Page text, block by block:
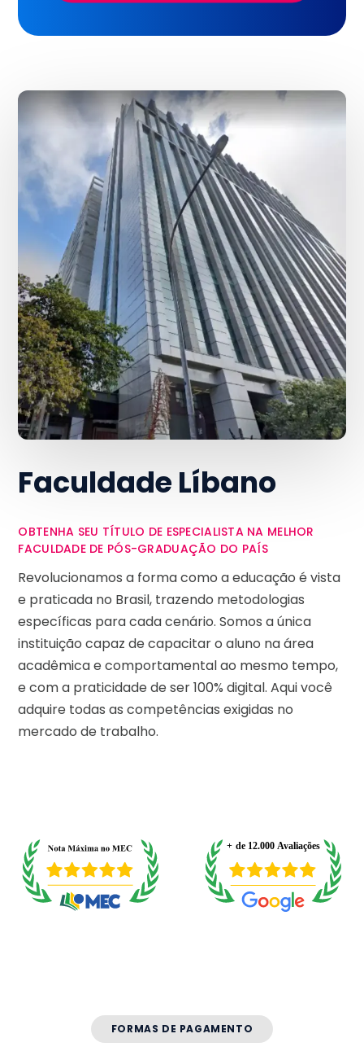
Faculdade Líbano
OBTENHA SEU TÍTULO DE ESPECIALISTA NA MELHOR
FACULDADE DE PÓS-GRADUAÇÃO DO PAÍS
Revolucionamos a forma como a educação é vista
e praticada no Brasil, trazendo metodologias
específicas para cada cenário. Somos a única
instituição capaz de capacitar o aluno na área
acadêmica e comportamental ao mesmo tempo,
e com a praticidade de ser 100% digital. Aqui você
adquire todas as competências exigidas no
mercado de trabalho.
FORMAS DE PAGAMENTO